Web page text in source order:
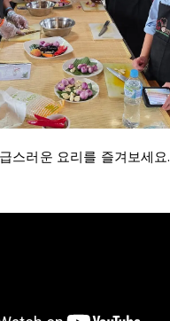
스러운 요리를 즐겨보세요.